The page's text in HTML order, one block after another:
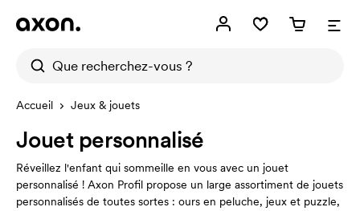
Accueil Jeux & jouets
Jouet personnalisé
Réveillez l'enfant qui sommeille en vous avec un jouet
personnalisé ! Axon Profil propose un large assortiment de jouets
personnalisés de toutes sortes : ours en peluche, jeux et puzzle,